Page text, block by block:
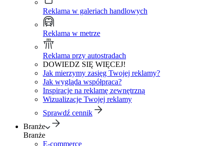
Reklama w galeriach handlowych
Reklama w metrze
Reklama przy autostradach
DOWIEDZ SIĘ WIĘCEJ!
Jak mierzymy zasięg Twojej reklamy?
Jak wygląda współpraca?
Inspiracje na reklamę zewnętrzną
Wizualizacje Twojej reklamy
Sprawdź cennik
Branże
Branże
E-commerce